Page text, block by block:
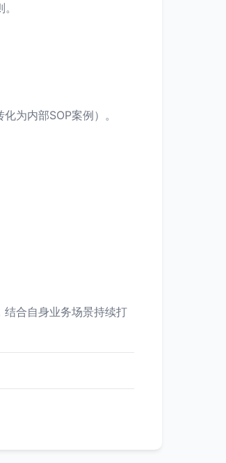
为内部SOP案例）。
合自身业务场景持续打